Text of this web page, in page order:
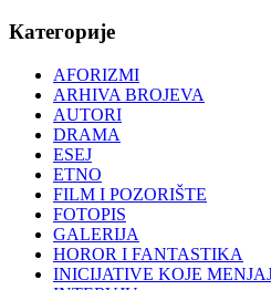
Категорије
AFORIZMI
ARHIVA BROJEVA
AUTORI
DRAMA
ESEJ
ETNO
FILM I POZORIŠTE
FOTOPIS
GALERIJA
HOROR I FANTASTIKA
INICIJATIVE KOJE